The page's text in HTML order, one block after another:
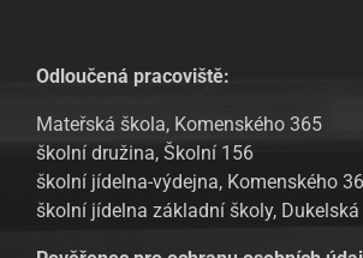
Odloučená pracoviště:
Mateřská škola, Komenského 365
školní družina, Školní 156
školní jídelna-výdejna, Komenského
školní jídelna základní školy, Dukelská